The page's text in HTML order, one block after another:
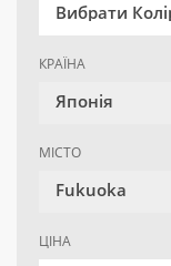
Вибрати
КРАЇНА
Японія
МІСТО
Fukuoka
ЦІНА